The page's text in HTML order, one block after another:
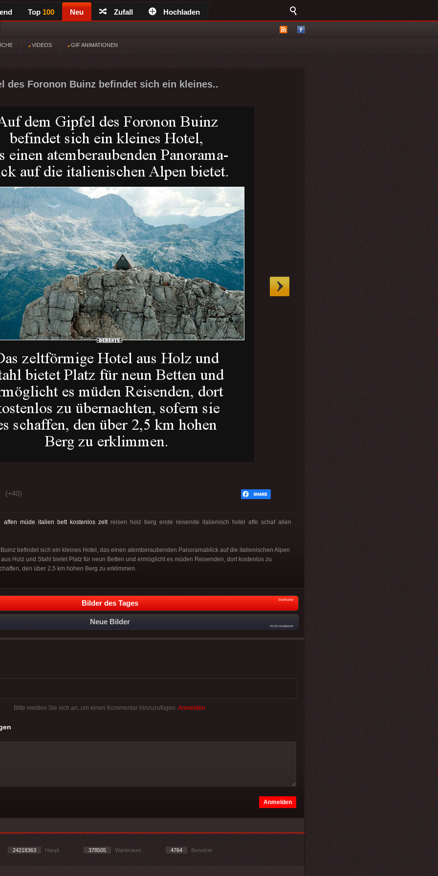
Top 100 Neu Zufall Hochladen
VIDEOS GIF ANIMATIONEN
des Foronon Buinz befindet sich ein kleines..
(+40)
affen müde italien bett kostenlos zeltreisen holz berg ende reisende italienisch hotel affe schaf alien
befindet sich ein kleines Hotel, das einen atemberaubenden Panoramablick auf die italienischen Alpen
Holz und Stahl bietet Platz für neun Betten und ermöglicht es müden Reisenden, dort kostenlos zu
den über 2,5 km hohen Berg zu erklimmen.
Bilder des Tages Startseite
Neue Bilder
nicht moderiert
Bitte melden Sie sich an, um einen Kommentar hinzuzufügen. Anmelden
24218363 Haupt 378505 Warteraum 4764 Benutzer